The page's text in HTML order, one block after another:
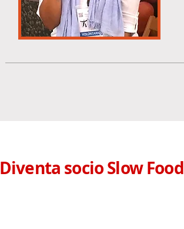
Diventa socio Slow Food